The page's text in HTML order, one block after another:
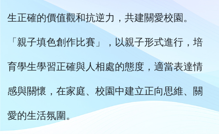
生正確的價值觀和抗逆力，共建關愛校園。
「親子填色創作比賽」，以親子形式進行，培
育學生學習正確與人相處的態度，適當表達情
感與關懷，在家庭、校園中建立正向思維、關
愛的生活氛圍。